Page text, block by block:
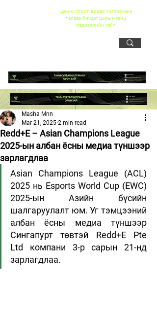
Цахим спорт, видео тоглоомын
талаар бичдэг цорын ганц
мэдээллийн сайт
Redd+E – Asian Champions League
2025-ын албан ёсны медиа түншээр
зарлагдлаа
Masha Mnn
Mar 21, 2025 2 min read
Asian Champions League (ACL)
2025 нь Esports World Cup (EWC)
2025-ын Азийн бүсийн
шалгаруулалт юм. Уг тэмцээний
албан ёсны медиа түншээр
Сингапурт төвтэй Redd+E Pte
Ltd компани 3-р сарын 21-нд
зарлагдлаа.